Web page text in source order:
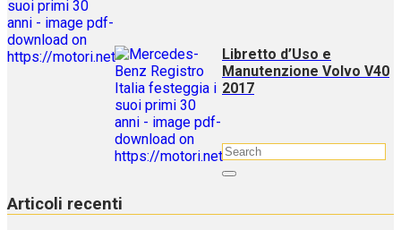
Libretto d’Uso e
Manutenzione Volvo V40
2017
Articoli recenti